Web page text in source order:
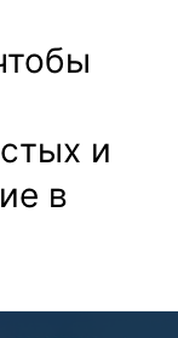
и
в